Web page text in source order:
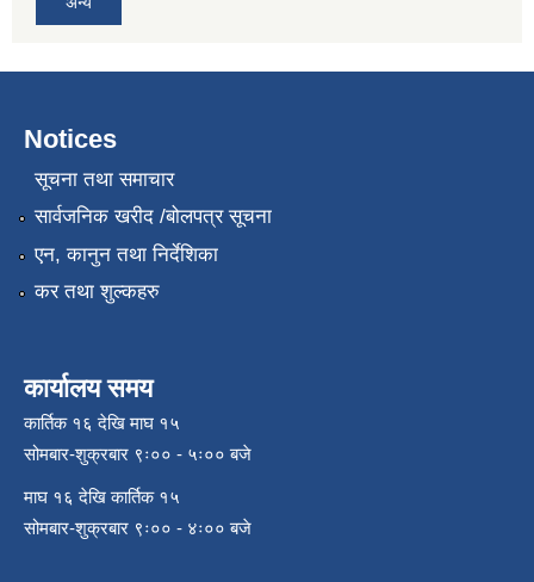
Notices
सूचना तथा समाचार
सार्वजनिक खरीद /बोलपत्र सूचना
एन, कानुन तथा निर्देशिका
कर तथा शुल्कहरु
कार्यालय समय
कार्तिक १६ देखि माघ १५
सोमबार-शुक्रबार ९ः०० - ५ः०० बजे
माघ १६ देखि कार्तिक १५
सोमबार-शुक्रबार ९ः०० - ४ः०० बजे